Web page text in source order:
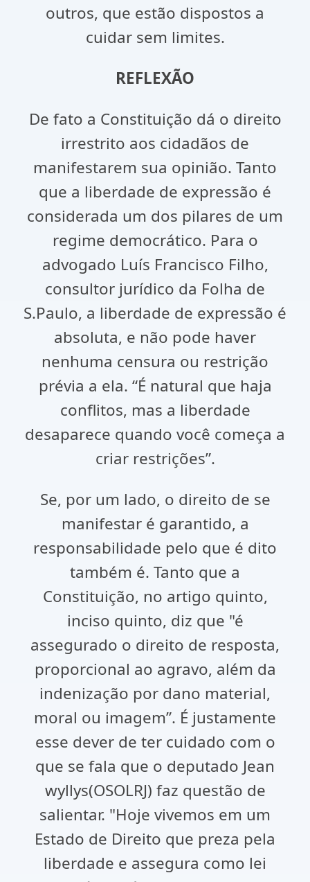
outros, que estão dispostos a
cuidar sem limites.
REFLEXÃO
De fato a Constituição dá o direito
irrestrito aos cidadãos de
manifestarem sua opinião. Tanto
que a liberdade de expressão é
considerada um dos pilares de um
regime democrático. Para o
advogado Luís Francisco Filho,
consultor jurídico da Folha de
S.Paulo, a liberdade de expressão é
absoluta, e não pode haver
nenhuma censura ou restrição
prévia a ela. “É natural que haja
conflitos, mas a liberdade
desaparece quando você começa a
criar restrições”.
Se, por um lado, o direito de se
manifestar é garantido, a
responsabilidade pelo que é dito
também é. Tanto que a
Constituição, no artigo quinto,
inciso quinto, diz que "é
assegurado o direito de resposta,
proporcional ao agravo, além da
indenização por dano material,
moral ou imagem”. É justamente
esse dever de ter cuidado com o
que se fala que o deputado Jean
wyllys(OSOLRJ) faz questão de
salientar. "Hoje vivemos em um
Estado de Direito que preza pela
liberdade e assegura como lei